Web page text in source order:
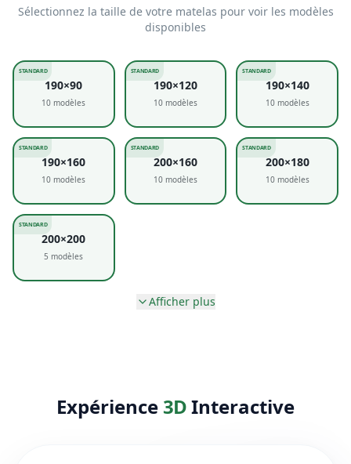
Sélectionnez la taille de votre matelas pour voir les modèles
disponibles
STANDARD
190×90
10 modèles
STANDARD
190×120
10modèles
STANDARD
190×140
10modèles
STANDARD
190×160
10 modèles
STANDARD
200×160
10modèles
STANDARD
200×180
10modèles
STANDARD
200×200
5 modèles
Afficher plus
Expérience 3DInteractive